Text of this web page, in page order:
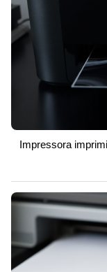
Impressora